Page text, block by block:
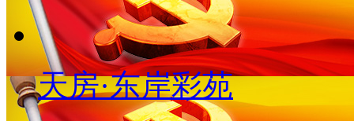
天房·东岸彩苑